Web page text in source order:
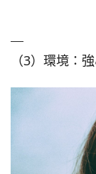
（3）環境：